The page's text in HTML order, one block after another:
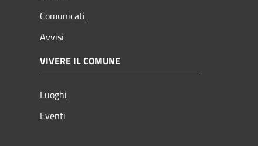
Comunicati
Avvisi
VIVERE IL COMUNE
Luoghi
Eventi